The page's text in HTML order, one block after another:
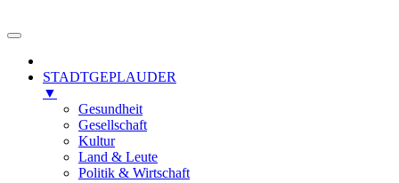
STADTGEPLAUDER
▼
Gesundheit
Gesellschaft
Kultur
Land & Leute
Politik & Wirtschaft